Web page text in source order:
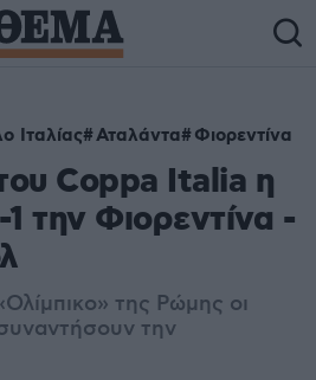
Ιταλίας Αταλάντα Φιορεντίνα
Coppa Italia η
την Φιορεντίνα -
της Ρώμης οι
την